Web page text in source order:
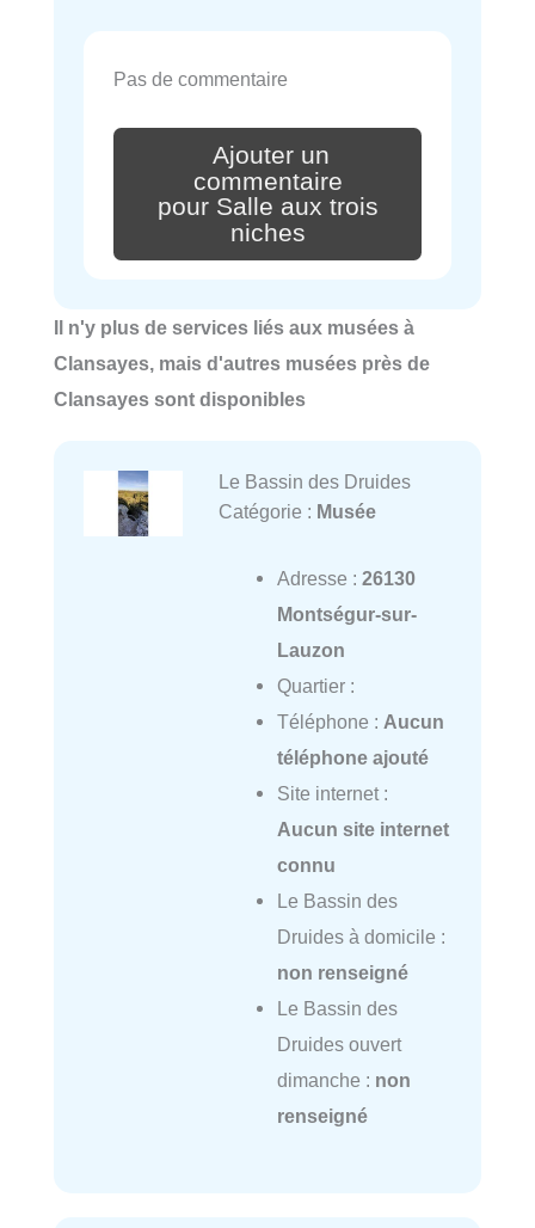
Pas de commentaire
Ajouter un
commentaire
pour Salle aux trois
niches
Il n'y plus de services liés aux musées à
Clansayes, mais d'autres musées près de
Clansayes sont disponibles
Le Bassin des Druides
Catégorie : Musée
Adresse : 26130
Montségur-sur-
Lauzon
Quartier :
Téléphone : Aucun
téléphone ajouté
Site internet :
Aucun site internet
connu
Le Bassin des
Druides à domicile :
non renseigné
Le Bassin des
Druides ouvert
dimanche : non
renseigné